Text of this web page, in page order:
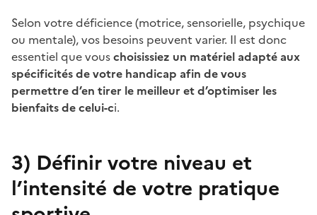
Selon votre déficience (motrice, sensorielle, psychique
ou mentale), vos besoins peuvent varier. Il est donc
essentiel que vouschoisissiez un matériel adapté aux
spécificités de votre handicap afin de vous
permettre d’en tirer le meilleur et d’optimiser les
bienfaits de celui-ci.
3) Définir votre niveau et
l’intensité de votre pratique